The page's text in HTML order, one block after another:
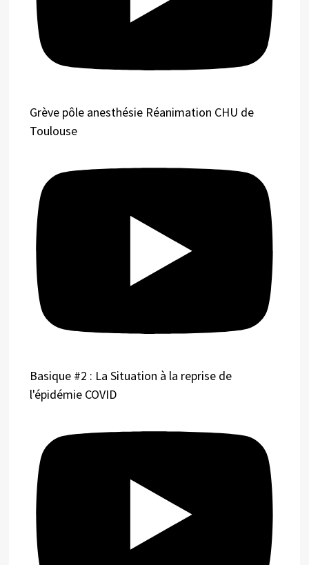
Grève pôle anesthésie Réanimation CHU de
Toulouse
Basique #2 : La Situation à la reprise de
l'épidémie COVID